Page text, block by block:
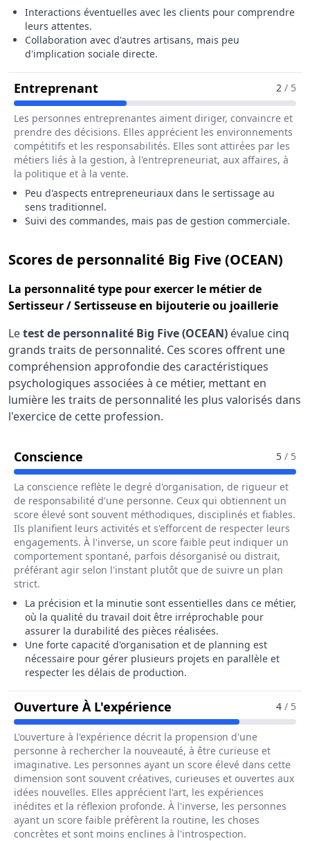
Interactions éventuelles avec les clients pour comprendre
leurs attentes.
Collaboration avec d'autres artisans, mais peu
d'implication sociale directe.
EntreprenantPour Le Métier De Sertisseur /
2 / 5
Les personnes entreprenantes aiment diriger, convaincre et
prendre des décisions. Elles apprécient les environnements
compétitifs et les responsabilités. Elles sont attirées par les
métiers liés à la gestion, à l'entrepreneuriat, aux affaires, à
la politique et à la vente.
Peu d'aspects entrepreneuriaux dans le sertissage au
sens traditionnel.
Suivi des commandes, mais pas de gestion commerciale.
Scores de personnalité Big Five (OCEAN)
La personnalité type pour exercer le métier de
Sertisseur / Sertisseuse en bijouterie ou joaillerie
Letest de personnalité Big Five (OCEAN) évalue cinq
grands traits de personnalité. Ces scores offrent une
compréhension approfondie des caractéristiques
psychologiques associées à ce métier, mettant en
lumière les traits de personnalité les plus valorisés dans
l'exercice de cette profession.
Conscience Pour Le Métier De Sertisseur / 5 / 5
La conscience reflète le degré d'organisation, de rigueur et
de responsabilité d'une personne. Ceux qui obtiennent un
score élevé sont souvent méthodiques, disciplinés et fiables.
Ils planifient leurs activités et s'efforcent de respecter leurs
engagements. À l'inverse, un score faible peut indiquer un
comportement spontané, parfois désorganisé ou distrait,
préférant agir selon l'instant plutôt que de suivre un plan
strict.
La précision et la minutie sont essentielles dans ce métier,
où la qualité du travail doit être irréprochable pour
assurer la durabilité des pièces réalisées.
Une forte capacité d'organisation et de planning est
nécessaire pour gérer plusieurs projets en parallèle et
respecter les délais de production.
Ouverture À L'expérience Pour Le Métier De
4 / 5
L'ouverture à l'expérience décrit la propension d'une
personne à rechercher la nouveauté, à être curieuse et
imaginative. Les personnes ayant un score élevé dans cette
dimension sont souvent créatives, curieuses et ouvertes aux
idées nouvelles. Elles apprécient l'art, les expériences
inédites et la réflexion profonde. À l'inverse, les personnes
ayant un score faible préfèrent la routine, les choses
concrètes et sont moins enclines à l'introspection.